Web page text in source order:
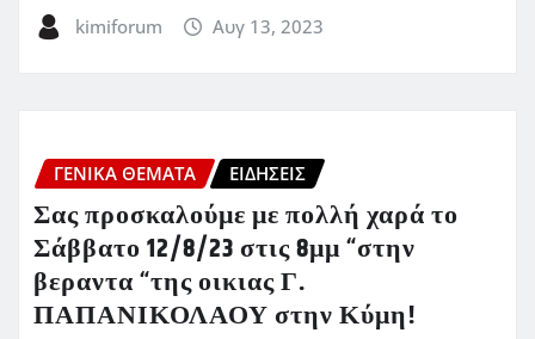
kimiforum Αυγ 13, 2023
ΓΕΝΙΚΑ ΘΕΜΑΤΑ ΕΙΔΗΣΕΙΣ
Σας προσκαλούμε με πολλή χαρά το
Σάββατο 12/8/23 στις 8μμ “στην
βεραντα “της οικιας Γ.
ΠΑΠΑΝΙΚΟΛΑΟΥ στην Κύμη!